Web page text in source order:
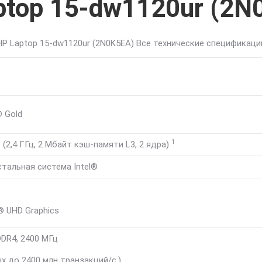
15-dw1120ur
Laptop 15-dw1120ur (2N0K5EA) Все технические
Gold
ГГц, 2 Мбайт кэш-памяти L3, 2 ядра) 1
система Intel®
UHD Graphics
2400 МГц